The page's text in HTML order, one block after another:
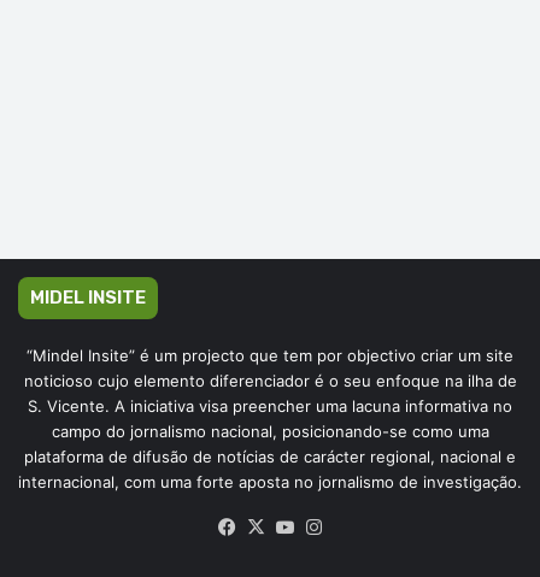
MIDEL INSITE
“Mindel Insite” é um projecto que tem por objectivo criar um site
noticioso cujo elemento diferenciador é o seu enfoque na ilha de
S. Vicente. A iniciativa visa preencher uma lacuna informativa no
campo do jornalismo nacional, posicionando-se como uma
plataforma de difusão de notícias de carácter regional, nacional e
internacional, com uma forte aposta no jornalismo de investigação.
Facebook
X YouTube